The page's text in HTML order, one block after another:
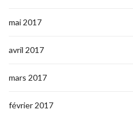
mai 2017
avril 2017
mars 2017
février 2017